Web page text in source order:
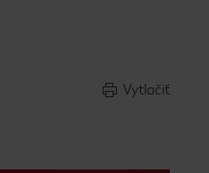
Vytlačiť